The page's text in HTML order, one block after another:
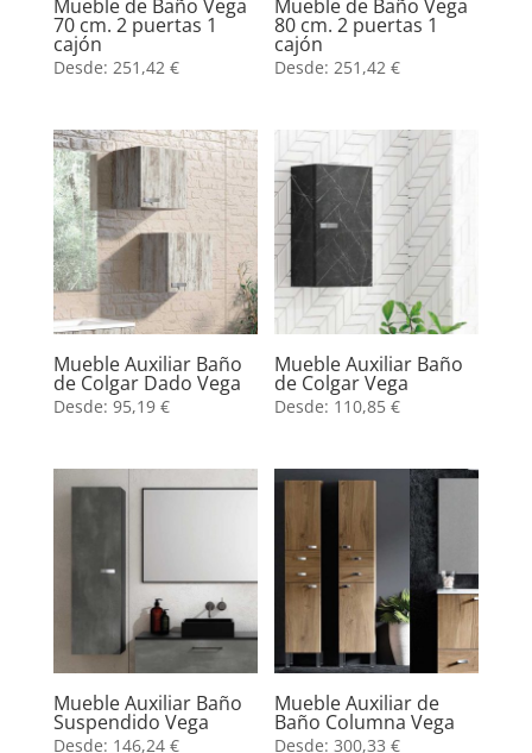
Mueble de Baño Vega
70 cm. 2 puertas 1
cajón
Desde: 251,42 €
Mueble de Baño Vega
80 cm. 2 puertas 1
cajón
Desde: 251,42€
Mueble Auxiliar Baño
de Colgar Dado Vega
Desde: 95,19 €
Mueble Auxiliar Baño
de Colgar Vega
Desde: 110,85€
Mueble Auxiliar Baño
Suspendido Vega
Desde: 146,24 €
Mueble Auxiliar de
Baño Columna Vega
Desde:300,33€